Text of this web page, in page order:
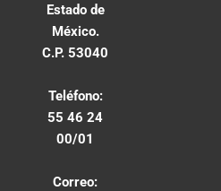
Estado de
México.
C.P. 53040
Teléfono:
55 46 24
00/01
Correo: